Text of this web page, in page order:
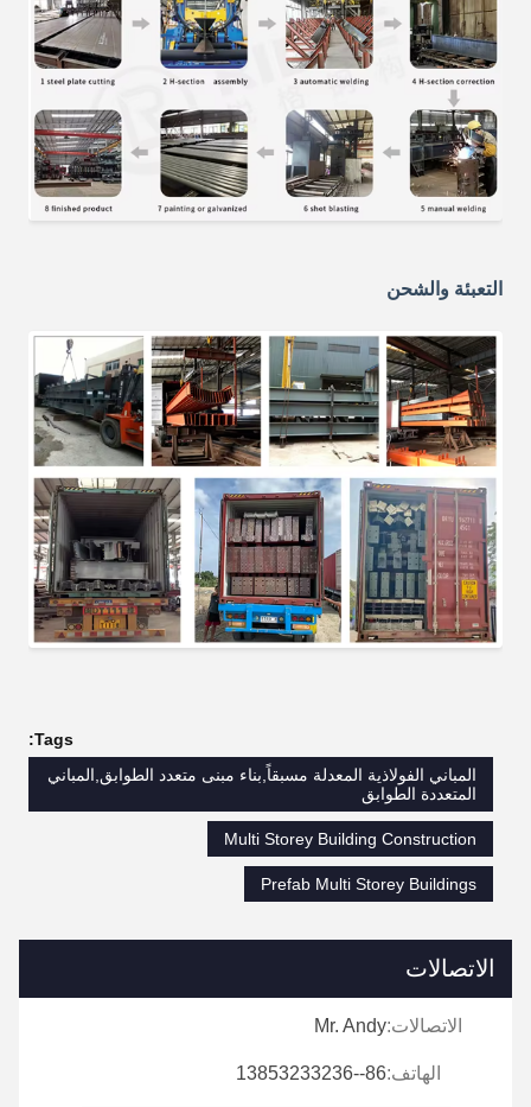
التعبئة والشحن
Tags:
المباني الفولاذية المعدلة مسبقاً,بناء مبنى متعدد الطوابق,المباني
المتعددة الطوابق
Multi Storey Building Construction
Prefab Multi Storey Buildings
الاتصالات
الاتصالات:Mr. Andy
الهاتف:86--13853233236